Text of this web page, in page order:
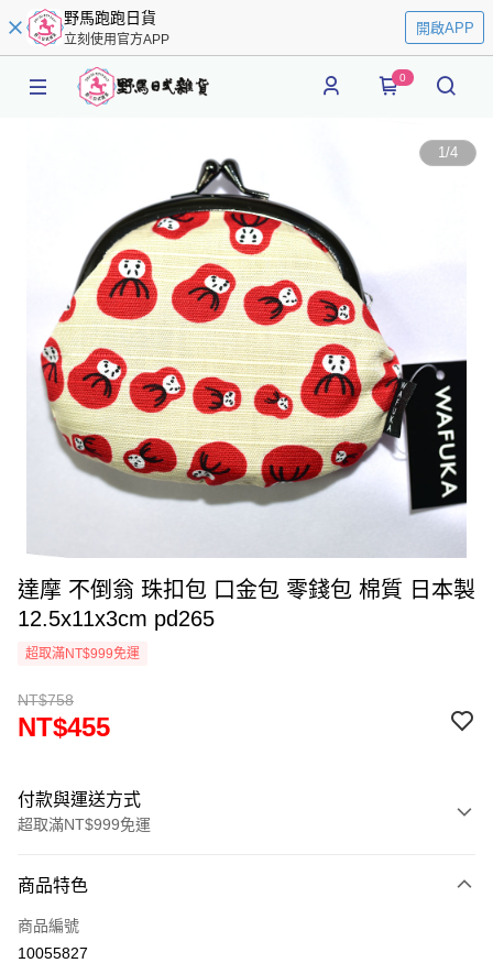
野馬跑跑日貨
立刻使用官方APP
開啟APP
0
1/4
達摩 不倒翁 珠扣包 口金包 零錢包 棉質 日本製
12.5x11x3cm pd265
超取滿NT$999免運
NT$758
NT$455
付款與運送方式
超取滿NT$999免運
信用卡一次付款
信用卡分期付款
商品特色
商品編號
10055827